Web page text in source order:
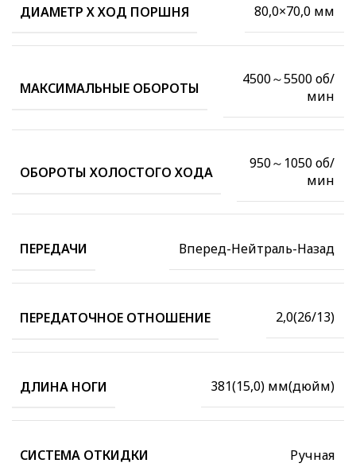
ДИАМЕТР Х ХОД ПОРШНЯ 80,0×70,0 мм
МАКСИМАЛЬНЫЕ ОБОРОТЫ
4500～5500 об/
мин
ОБОРОТЫ ХОЛОСТОГО ХОДА
950～1050 об/
мин
ПЕРЕДАЧИ Вперед-Нейтраль-Назад
ПЕРЕДАТОЧНОЕ ОТНОШЕНИЕ 2,0(26/13)
ДЛИНА НОГИ 381(15,0) мм(дюйм)
СИСТЕМА ОТКИДКИ Ручная